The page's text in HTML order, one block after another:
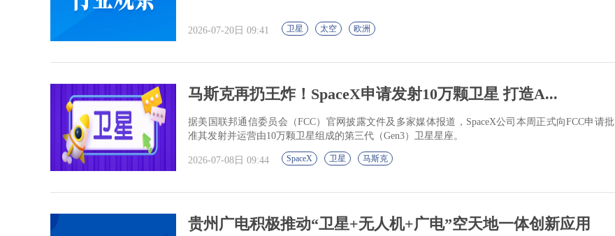
2026-07-20日 09:41 卫星 太空 欧洲
马斯克再扔王炸！SpaceX申请发射10万颗卫星 打造A...
据美国联邦通信委员会（FCC）官网披露文件及多家媒体报道，SpaceX公司本周正式向FCC申请批
准其发射并运营由10万颗卫星组成的第三代（Gen3）卫星星座。
2026-07-08日 09:44 SpaceX 卫星 马斯克
贵州广电积极推动“卫星+无人机+广电”空天地一体创新应用